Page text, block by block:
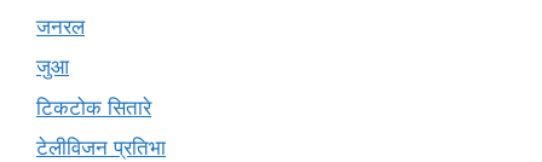
जनरल
जुआ
टिकटोक सितारे
टेलीविजन प्रतिभा